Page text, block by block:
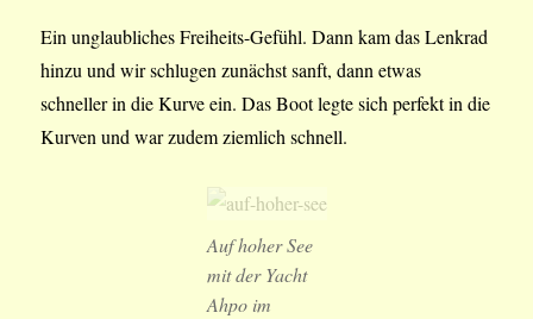
Ein unglaubliches Freiheits-Gefühl. Dann kam das Lenkrad
hinzu und wir schlugen zunächst sanft, dann etwas
schneller in die Kurve ein. Das Boot legte sich perfekt in die
Kurven und war zudem ziemlich schnell.
Auf hoher See
mit der Yacht
Ahpo im